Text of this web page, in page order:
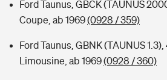
Ford Taunus, GBCK (TAUNUS
Coupe, ab 1969(0928 / 359)
Ford Taunus, GBNK (TAUNUS
Limousine, ab 1969(0928 / 360)